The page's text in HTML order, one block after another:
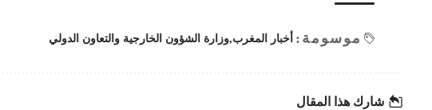
موسومة: أخبار المغرب وزارة الشؤون الخارجية والتعاون الدولي
شارك هذا المقال